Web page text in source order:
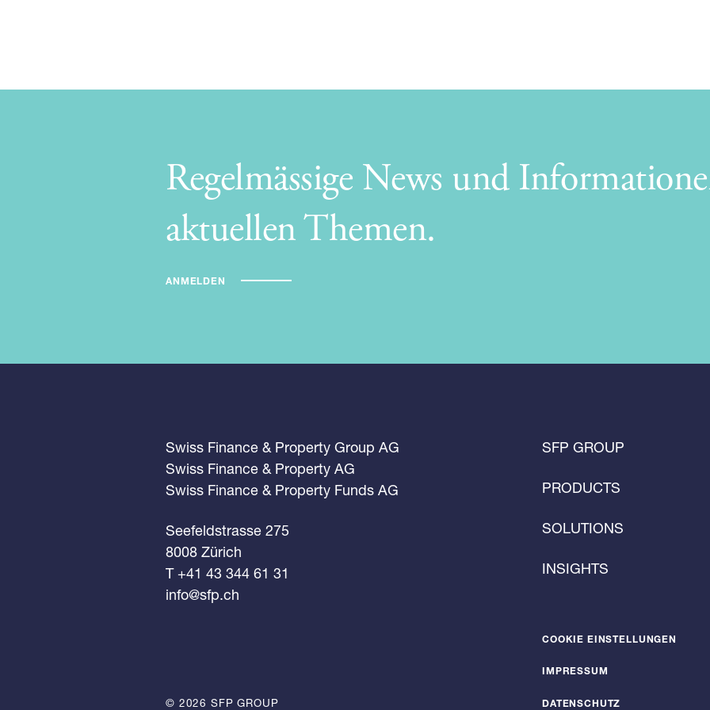
Regelmässige News und
aktuellen Themen.
ANMELDEN
Swiss Finance & Property Group AG
Swiss Finance & Property AG
Swiss Finance & Property Funds AG
Seefeldstrasse 275
8008 Zürich
T +41 43 344 61 31
info@sfp.ch
SFP GROUP
PRODUCTS
SOLUTIONS
INSIGHTS
COOKIE EINSTELLUNGEN
IMPRESSUM
© 2026 SFP GROUP DATENSCHUTZ